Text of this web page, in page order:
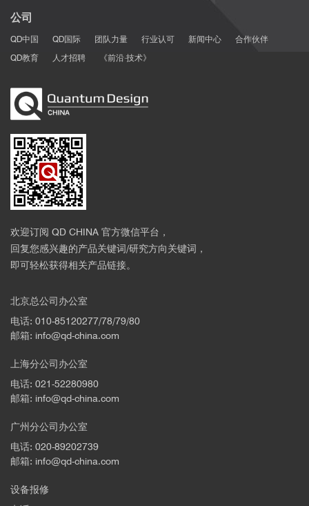
公司
QD中国 QD国际 团队力量 行业认可 新闻中心
合作伙伴
QD教育
人才招聘 《前沿·技术》
欢迎订阅 QD CHINA 官方微信平台，
回复您感兴趣的产品关键词/研究方向关键词，
即可轻松获得相关产品链接。
北京总公司办公室
电话: 010-85120277/78/79/80
邮箱: info@qd-china.com
上海分公司办公室
电话: 021-52280980
邮箱: info@qd-china.com
广州分公司办公室
电话: 020-89202739
邮箱: info@qd-china.com
设备报修